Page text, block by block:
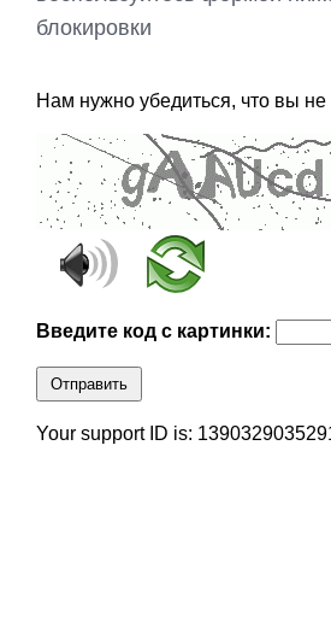
блокировки
Нам нужно убедиться, что вы не
Введите код с картинки:
Отправить
Your support ID is: